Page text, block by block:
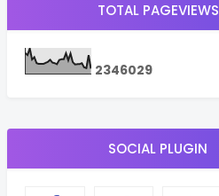
TOTAL PAGEVIEWS
2346029
SOCIAL PLUGIN